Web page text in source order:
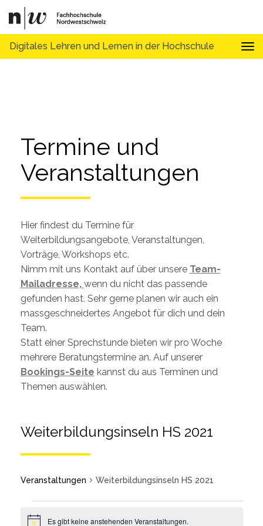
Digitales Lehren und Lernen in der Hochschule
Termine und
Veranstaltungen
Hier findest du Termine für
Weiterbildungsangebote, Veranstaltungen,
Vorträge, Workshops etc.
Nimm mit uns Kontakt auf über unsere Team-
Mailadresse, wenn du nicht das passende
gefunden hast. Sehr gerne planen wir auch ein
massgeschneidertes Angebot für dich und dein
Team.
Statt einer Sprechstunde bieten wir pro Woche
mehrere Beratungstermine an. Auf unserer
Bookings-Seite kannst du aus Terminen und
Themen auswählen.
Weiterbildungsinseln HS 2021
Veranstaltungen Weiterbildungsinseln HS 2021
Es gibt keine anstehenden Veranstaltungen.